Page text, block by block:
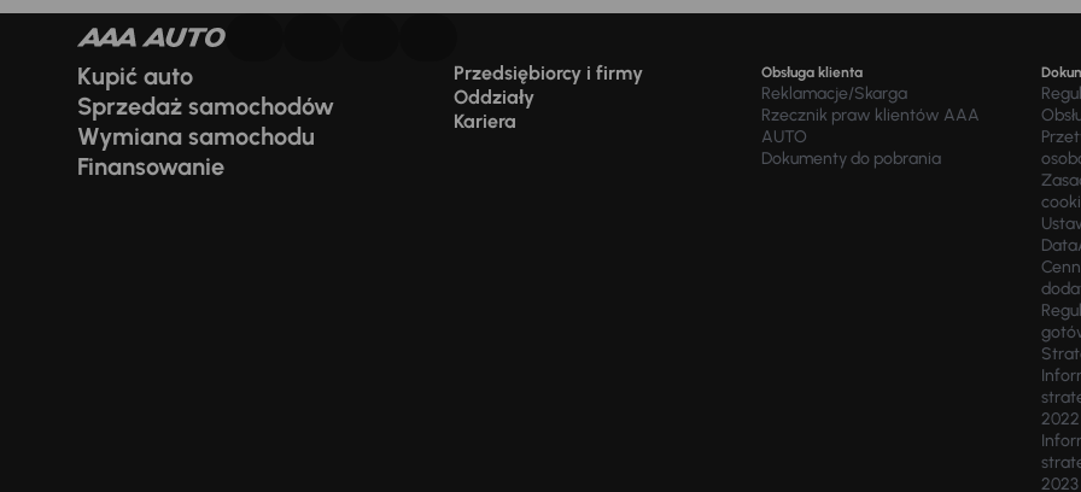
Kupić auto
Sprzedaż samochodów
Wymiana samochodu
Finansowanie
Przedsiębiorcy i firmy
Oddziały
Kariera
Obsługa klienta
Reklamacje/Skarga
Rzecznik praw klientów AAA
AUTO
Dokumenty do pobrania
2022
2023